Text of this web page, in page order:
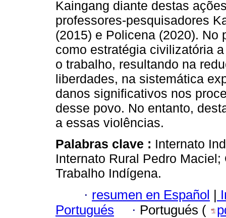
Kaingang diante destas
professores-pesquisadores
(2015) e Policena (2020).
como estratégia civilizatória
o trabalho, resultando na
liberdades, na sistemática
danos significativos nos
desse povo. No entanto,
a essas violências.
Palabras clave : Internato
Internato Rural Pedro
Trabalho Indígena.
· resumen en Español |
Portugués
· Portugués (